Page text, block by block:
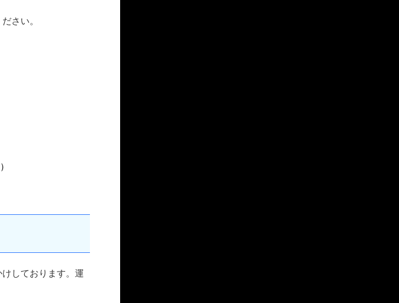
さい。
しております。運